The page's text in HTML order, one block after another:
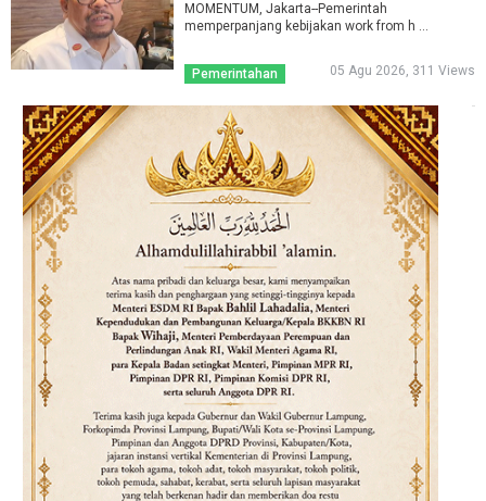
MOMENTUM, Jakarta--Pemerintah
memperpanjang kebijakan work from h ...
Pemerintahan 05 Agu 2026, 311 Views